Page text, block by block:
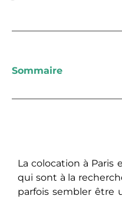
Sommaire
La colocation à Paris
qui sont à la
parfois sembler être